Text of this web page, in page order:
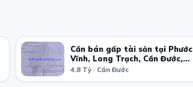
Cần bán gấp tài sản tại Phước
Vĩnh, Long Trạch, Cần Đước,
Long An.
4.8 Tỷ · Cần Đước